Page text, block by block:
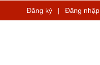
Đăng ký | Đăng nhập